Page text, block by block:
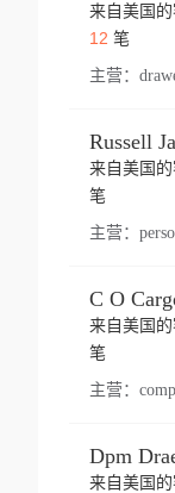
来自美国
12 笔
主营：
来自美国
笔
主营：
C O
来自美国
笔
主营：
来自美国